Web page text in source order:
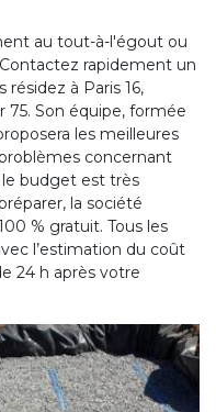
au tout-à-l'égout ou
rapidement un
à Paris 16,
75. Son équipe, formée
les meilleures
concernant
le budget est très
la société
% gratuit. Tous les
l’estimation du coût
24 h après votre